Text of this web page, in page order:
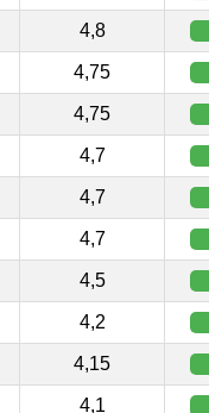
4,8
4,75
4,75
4,7
4,7
4,7
4,5
4,2
4,15
4,1